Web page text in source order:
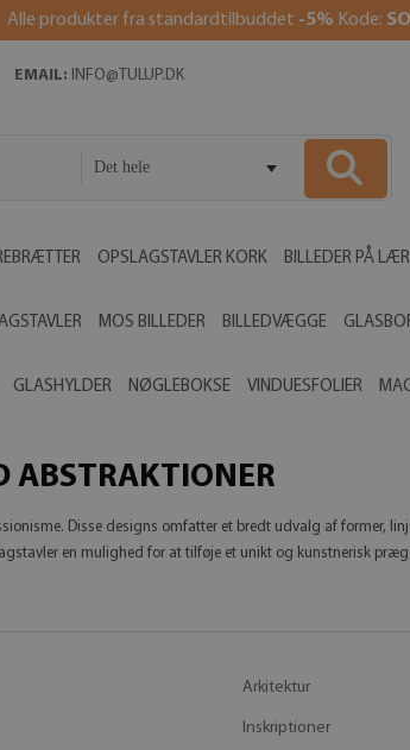
Alle produkter fra standardtilbuddet -5% Kode:
EMAIL: INFO@TULUP.DK
Det hele
OPSLAGSTAVLER KORK BILLEDER PÅ
MOS BILLEDER BILLEDVÆGGE
GLASHYLDER NØGLEBOKSE VINDUESFOLIER
ABSTRAKTIONER
Disse designs omfatter et bredt udvalg af former,
en mulighed for at tilføje et unikt og kunstnerisk
Arkitektur
Inskriptioner